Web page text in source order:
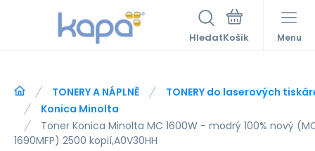
Hledat Menu
TONERY A NÁPLNĚ
TONERY do laserových
Konica Minolta
Toner Konica Minolta MC 1600W - modrý 100% nový (MC
1690MFP) 2500 kopií,A0V30HH